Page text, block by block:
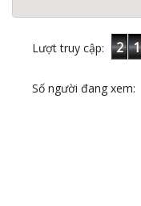
Lượt truy cập: 2 1
Số người đang xem: